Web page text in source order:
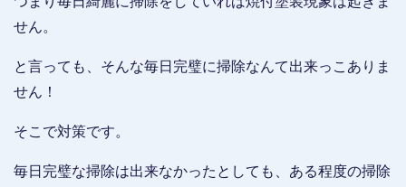
せん。
と言っても、そんな毎日完璧に掃除なんて出来っこありま
せん！
そこで対策です。
毎日完璧な掃除は出来なかったとしても、ある程度の掃除